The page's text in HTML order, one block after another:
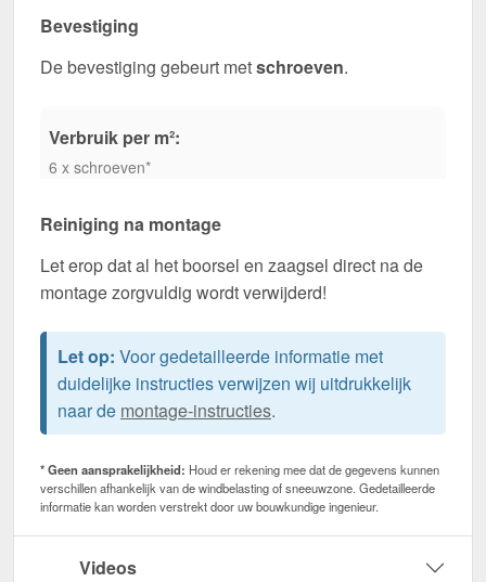
Bevestiging
De bevestiging gebeurt metschroeven.
Verbruik per m²:
6 x schroeven*
Reiniging na montage
Let erop dat al het boorsel en zaagsel direct na de
montage zorgvuldig wordt verwijderd!
Let op: Voor gedetailleerde informatie met
duidelijke instructies verwijzen wij uitdrukkelijk
naar de montage-instructies.
* Geen aansprakelijkheid: Houd er rekening mee dat de gegevens kunnen
verschillen afhankelijk van de windbelasting of sneeuwzone. Gedetailleerde
informatie kan worden verstrekt door uw bouwkundige ingenieur.
Videos